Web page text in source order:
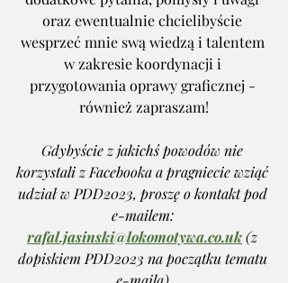
oraz ewentualnie chcielibyście
wesprzeć mnie swą wiedzą i talentem
w zakresie koordynacji i
przygotowania oprawy graficznej -
również zapraszam!
Gdybyście z jakichś powodów nie
korzystali z Facebooka a pragniecie wziąć
udział w PDD2023, proszę o kontakt pod
e-mailem:
rafal.jasinski@lokomotywa.co.uk (z
dopiskiem PDD2023 na początku tematu